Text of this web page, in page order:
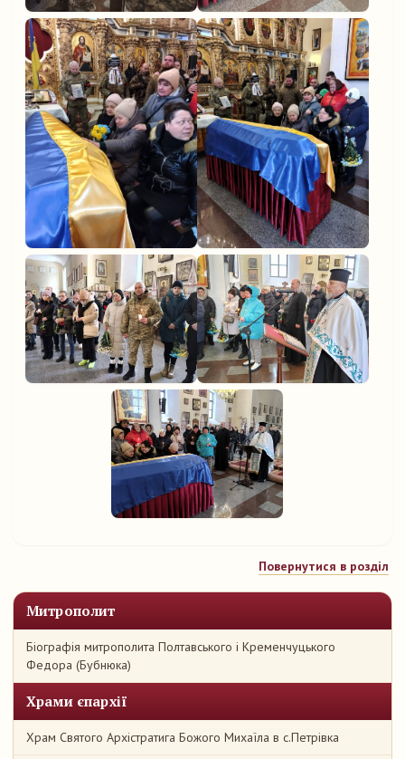
Митрополит
Біографія митрополита Полтавського і Кременчуцького
Федора (Бубнюка)
Храми єпархії
Храм Святого Архістратига Божого Михаїла в с.Петрівка
Повернутися в розділ